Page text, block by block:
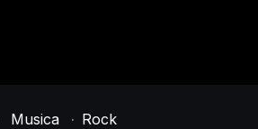
Musica · Rock